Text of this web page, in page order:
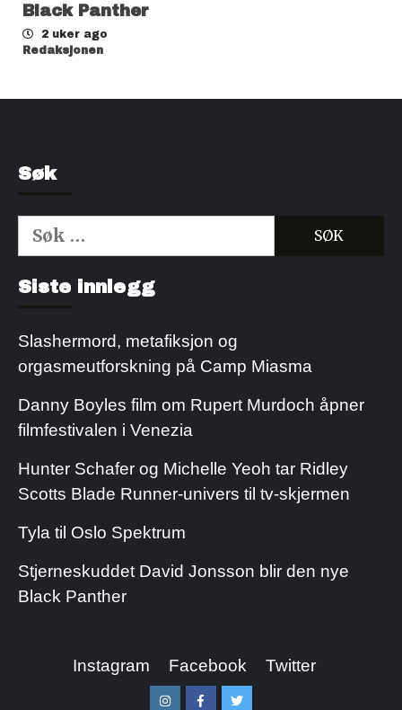
Black Panther
2 uker ago
Redaksjonen
Søk
Søk
etter:
Siste innlegg
Slashermord, metafiksjon og
orgasmeutforskning på Camp Miasma
Danny Boyles film om Rupert Murdoch åpner
filmfestivalen i Venezia
Hunter Schafer og Michelle Yeoh tar Ridley
Scotts Blade Runner-univers til tv-skjermen
Tyla til Oslo Spektrum
Stjerneskuddet David Jonsson blir den nye
Black Panther
Instagram Facebook Twitter